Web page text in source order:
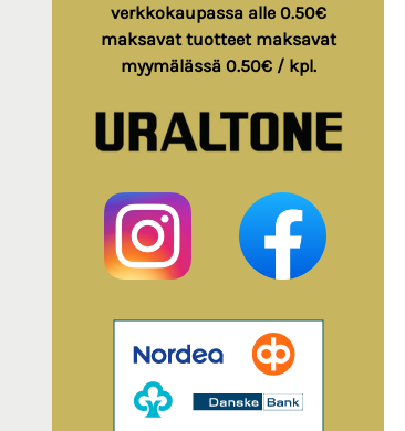
verkkokaupassa alle 0.50€
maksavat tuotteet maksavat
myymälässä 0.50€ / kpl.